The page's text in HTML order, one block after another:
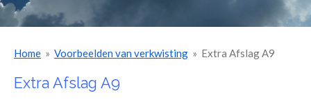
Home » Voorbeelden van verkwisting » Extra Afslag A9
Extra Afslag A9